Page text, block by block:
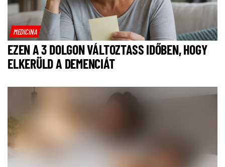
MEDICINA
EZEN A 3 DOLGON VÁLTOZTASS IDŐBEN, HOGY
ELKERÜLD A DEMENCIÁT